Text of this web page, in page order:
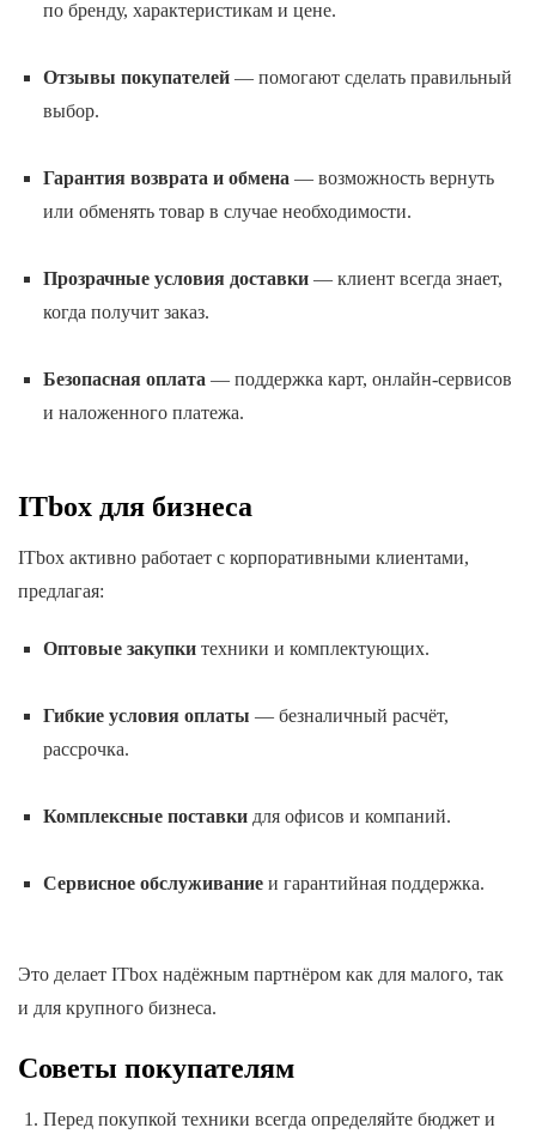
по бренду, характеристикам и цене.
Отзывы покупателей— помогают сделать правильный
выбор.
Гарантия возврата и обмена — возможность вернуть
или обменять товар в случае необходимости.
Прозрачные условия доставки— клиент всегда знает,
когда получит заказ.
Безопасная оплата — поддержка карт, онлайн-сервисов
и наложенного платежа.
ITbox для бизнеса
ITbox активно работает с корпоративными клиентами,
предлагая:
Оптовые закупкитехники и комплектующих.
Гибкие условия оплаты — безналичный расчёт,
рассрочка.
Комплексные поставкидля офисов и компаний.
Сервисное обслуживаниеи гарантийная поддержка.
Это делает ITbox надёжным партнёром как для малого, так
и для крупного бизнеса.
Советы покупателям
Перед покупкой техники всегда определяйте бюджет и